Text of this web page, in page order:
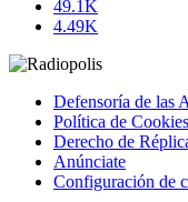
49.1K
4.49K
Defensoría de las
Política de
Derecho de
Anúnciate
Configuración de